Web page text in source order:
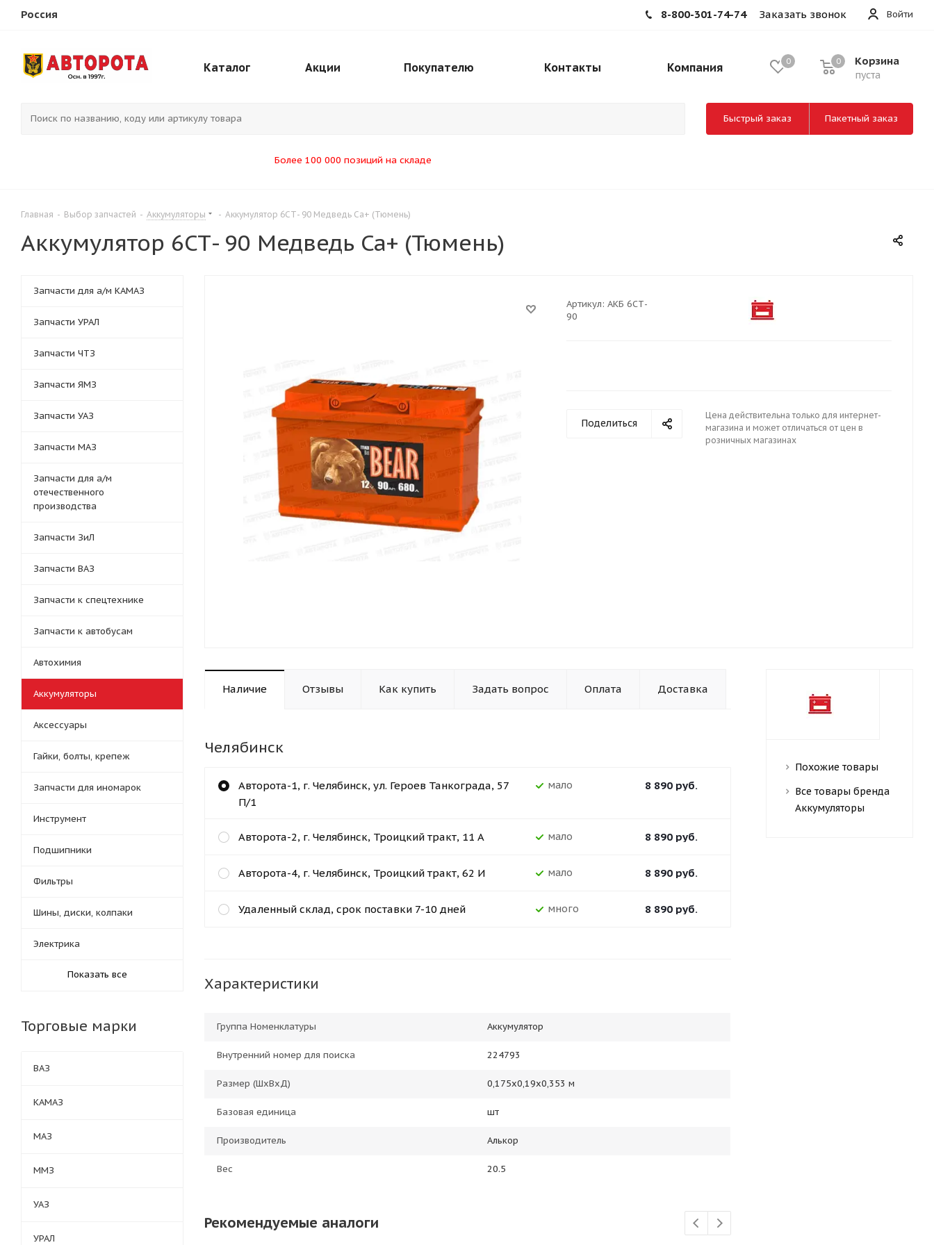
Россия Войти
8-800-301-74-74 Заказать звонок
0 Корзина
пуста
0
Каталог Акции Покупателю Контакты Компания
Более 100 000 позиций на складе
Быстрый заказ Пакетный заказ
Главная - Выбор запчастей - Аккумуляторы - Аккумулятор 6СТ- 90 Медведь Ca+ (Тюмень)
Аккумулятор 6СТ- 90 Медведь Ca+ (Тюмень)
Артикул: АКБ 6СТ-
90
Поделиться
Цена действительна только для интернет-
магазина и может отличаться от цен в
розничных магазинах
Наличие Отзывы Как купить Задать вопрос Оплата Доставка
Челябинск
Мало 8 890руб.
Авторота-1, г. Челябинск, ул. Героев Танкограда, 57
П/1
Мало 8 890руб.
Авторота-2, г. Челябинск, Троицкий тракт, 11 А
Мало 8 890руб.
Авторота-4, г. Челябинск, Троицкий тракт, 62 И
Много 8 890руб.
Удаленный склад, срок поставки 7-10 дней
Характеристики
Группа Номенклатуры Аккумулятор
Внутренний номер для поиска 224793
Размер (ШхВхД) 0,175х0,19х0,353 м
Базовая единица шт
Производитель Алькор
Вес 20.5
Рекомендуемые аналоги
Похожие товары
Все товары бренда
Аккумуляторы
Запчасти для а/м КАМАЗ
Запчасти УРАЛ
Запчасти ЧТЗ
Запчасти ЯМЗ
Запчасти УАЗ
Запчасти МАЗ
Запчасти для а/м
отечественного
производства
Запчасти ЗиЛ
Запчасти ВАЗ
Запчасти к спецтехнике
Запчасти к автобусам
Автохимия
Аккумуляторы
Аксессуары
Гайки, болты, крепеж
Запчасти для иномарок
Инструмент
Подшипники
Фильтры
Шины, диски, колпаки
Электрика
Показать все
Торговые марки
ВАЗ
КАМАЗ
МАЗ
ММЗ
УАЗ
УРАЛ